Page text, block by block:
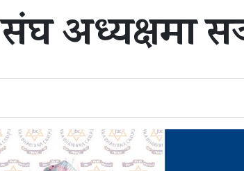
अध्यक्षमा